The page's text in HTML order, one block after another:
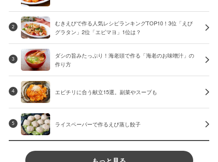
2
むきえびで作る人気レシピランキングTOP10！3位「えび
グラタン」2位「エビマヨ」1位は？
3
ダシの旨みたっぷり！海老頭で作る「海老のお味噌汁」の
作り方
4 エビチリに合う献立15選。副菜やスープも
5 ライスペーパーで作るえび蒸し餃子